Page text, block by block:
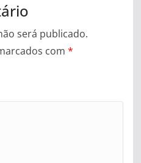
será publicado.
com *